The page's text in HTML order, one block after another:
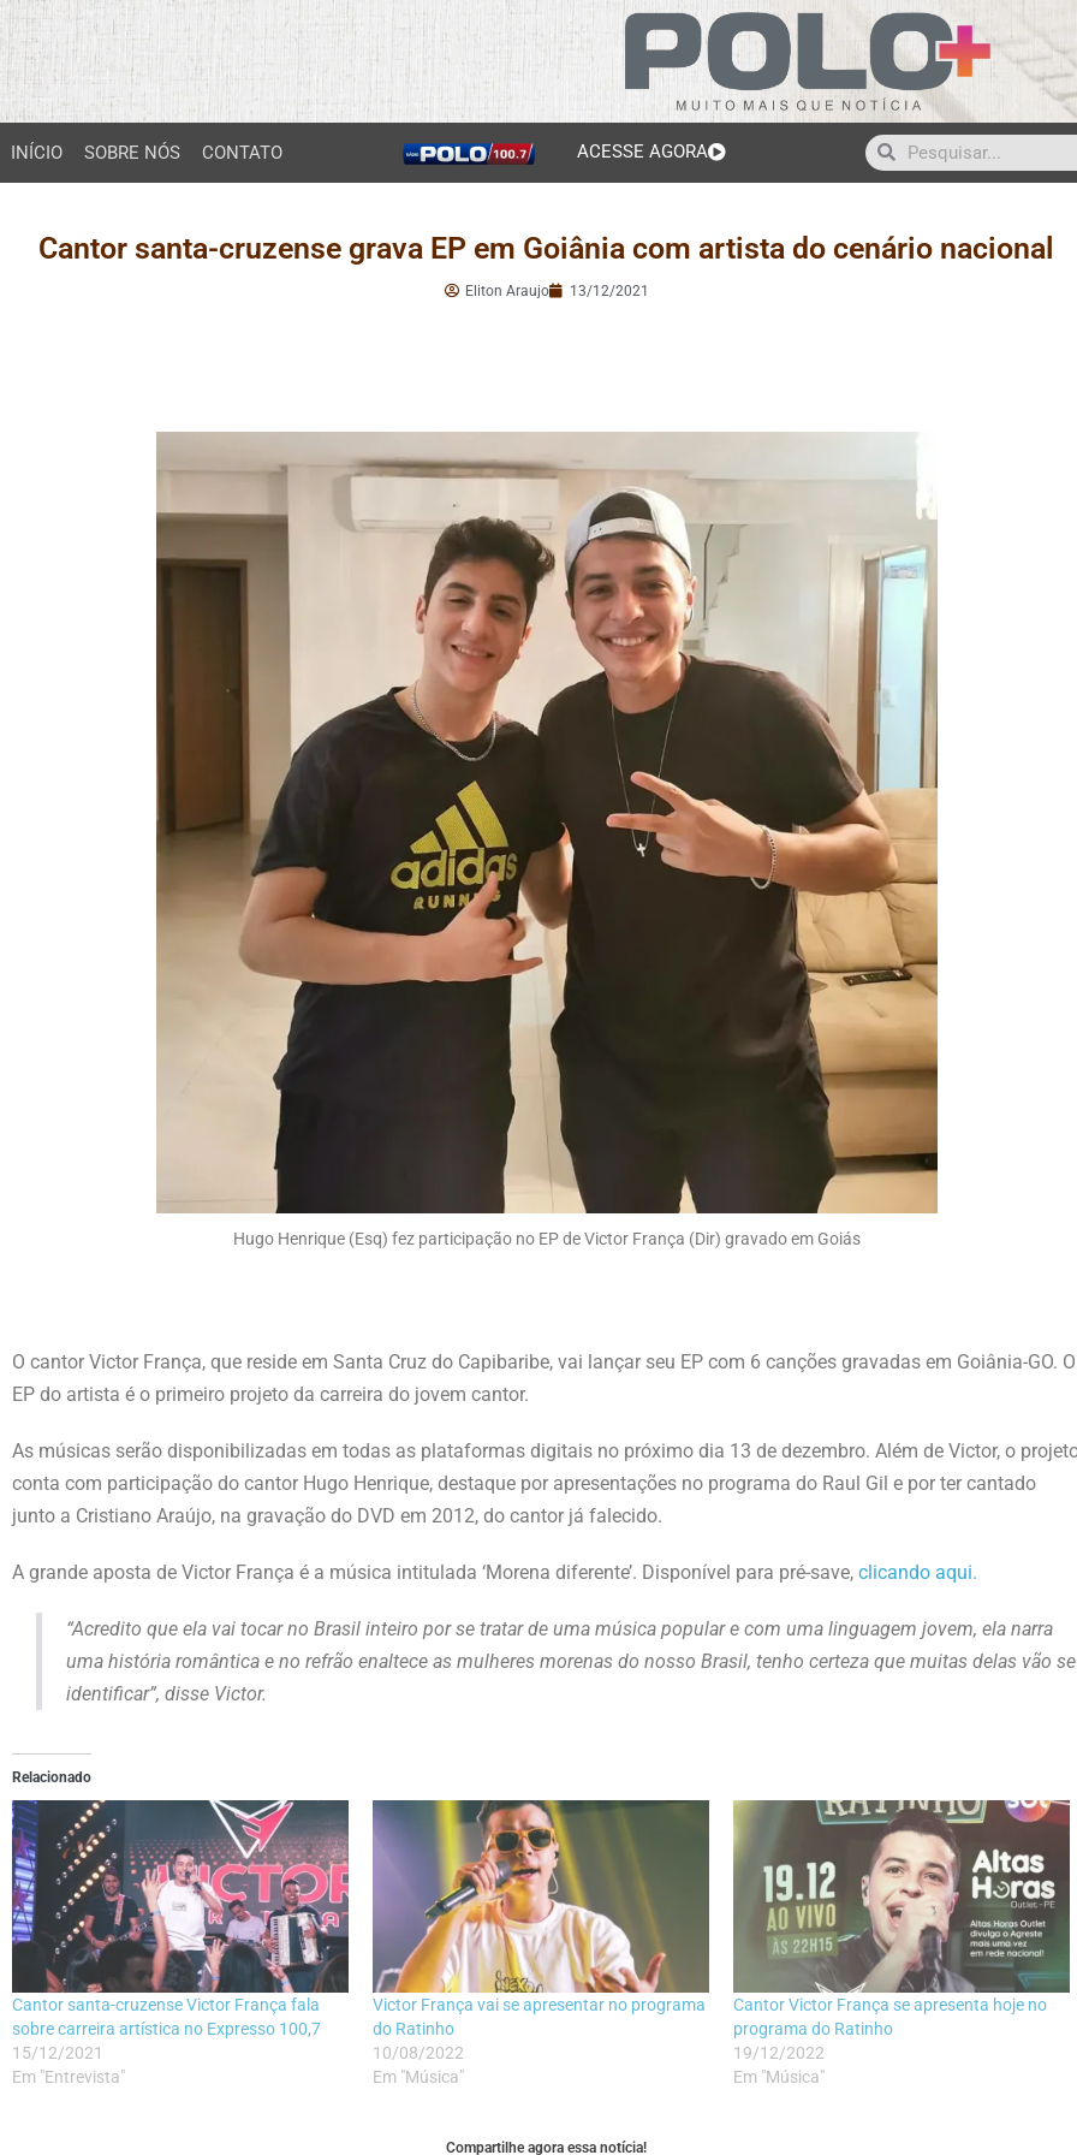
INÍCIO SOBRE NÓS CONTATO ACESSE AGORA
Cantor santa-cruzense grava EP em Goiânia com artista do cenário nacional
Eliton Araujo 13/12/2021
Hugo Henrique (Esq) fez participação no EP de Victor França (Dir) gravado em Goiás
O cantor Victor França, que reside em Santa Cruz do Capibaribe, vai lançar seu EP com 6 canções gravadas em Goiânia-GO. O
EP do artista é o primeiro projeto da carreira do jovem cantor.
As músicas serão disponibilizadas em todas as plataformas digitais no próximo dia 13 de dezembro. Além de Victor, o
conta com participação do cantor Hugo Henrique, destaque por apresentações no programa do Raul Gil e por ter cantado
junto a Cristiano Araújo, na gravação do DVD em 2012, do cantor já falecido.
A grande aposta de Victor França é a música intitulada ‘Morena diferente’. Disponível para pré-save, clicando aqui.
“Acredito que ela vai tocar no Brasil inteiro por se tratar de uma música popular e com uma linguagem jovem, ela narra
uma história romântica e no refrão enaltece as mulheres morenas do nosso Brasil, tenho certeza que muitas delas vão se
identificar”, disse Victor.
Relacionado
Cantor santa-cruzense Victor França fala
sobre carreira artística no Expresso 100,7
15/12/2021
Em "Entrevista"
Victor França vai se apresentar no programa
do Ratinho
10/08/2022
Em "Música"
Cantor Victor França se apresenta hoje no
programa do Ratinho
19/12/2022
Em "Música"
Compartilhe agora essa notícia!